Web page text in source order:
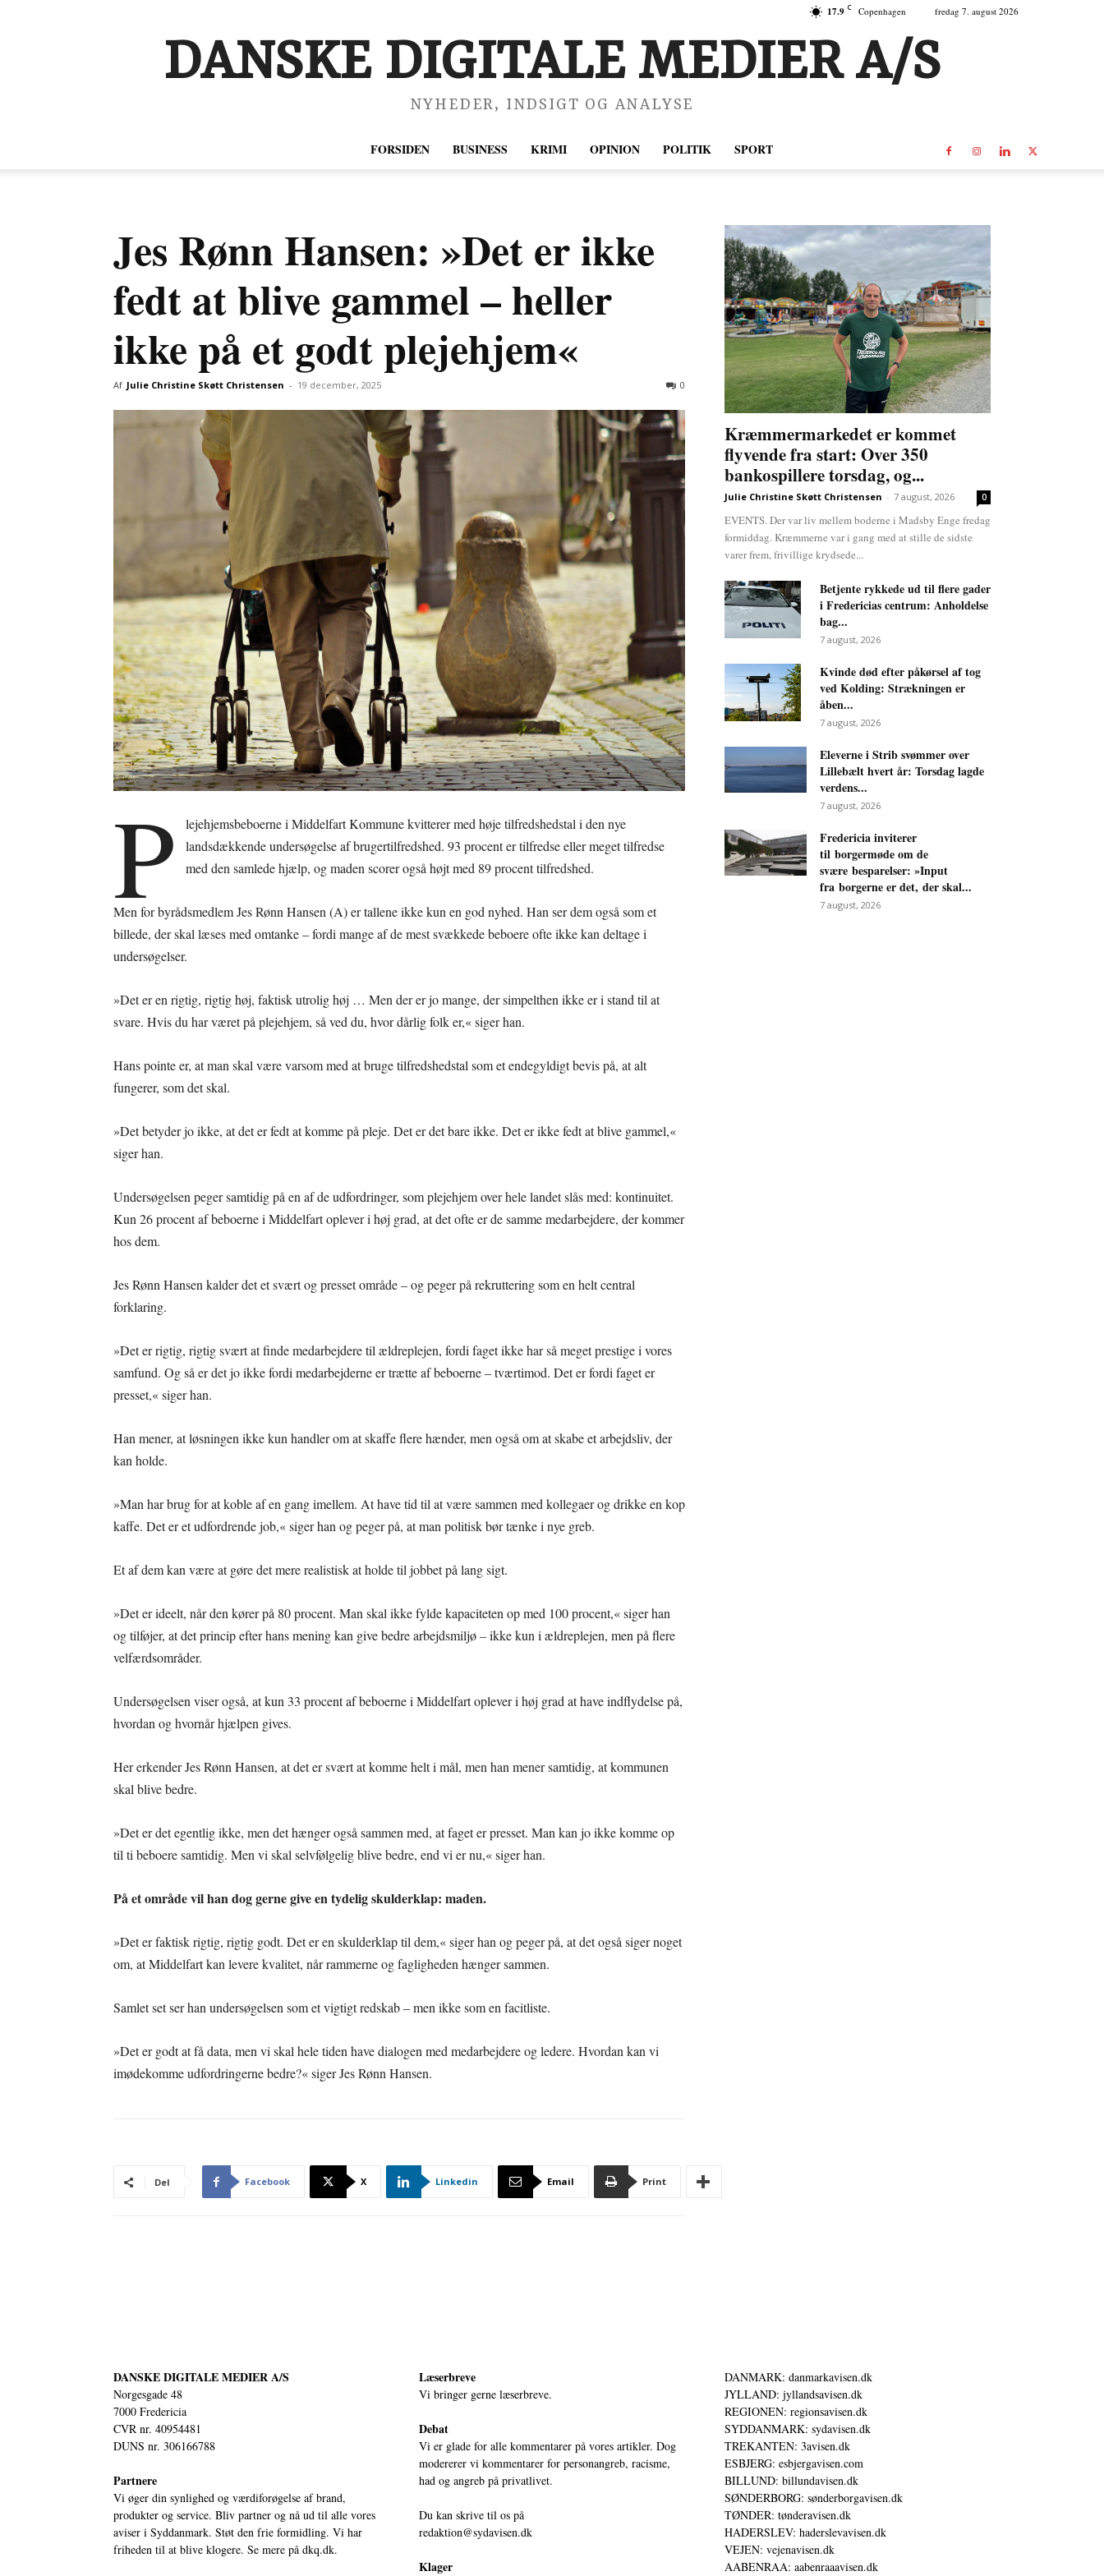
17.9 C Copenhagen fredag 7. august 2026
DANSKE DIGITALE MEDIER A/S
NYHEDER, INDSIGT OG ANALYSE
FORSIDEN BUSINESS KRIMI OPINION POLITIK SPORT
Jes Rønn Hansen: »Det er ikke
fedt at blive gammel – heller
ikke på et godt plejehjem«
Af Julie Christine Skøtt Christensen - 19 december, 2025 0
P
lejehjemsbeboerne i Middelfart Kommune kvitterer med høje tilfredshedstal i den nye
landsdækkende undersøgelse af brugertilfredshed. 93 procent er tilfredse eller meget tilfredse
med den samlede hjælp, og maden scorer også højt med 89 procent tilfredshed.
Men for byrådsmedlem Jes Rønn Hansen (A) er tallene ikke kun en god nyhed. Han ser dem også som et
billede, der skal læses med omtanke – fordi mange af de mest svækkede beboere ofte ikke kan deltage i
undersøgelser.
»Det er en rigtig, rigtig høj, faktisk utrolig høj … Men der er jo mange, der simpelthen ikke er i stand til at
svare. Hvis du har været på plejehjem, så ved du, hvor dårlig folk er,« siger han.
Hans pointe er, at man skal være varsom med at bruge tilfredshedstal som et endegyldigt bevis på, at alt
fungerer, som det skal.
»Det betyder jo ikke, at det er fedt at komme på pleje. Det er det bare ikke. Det er ikke fedt at blive gammel,«
siger han.
Undersøgelsen peger samtidig på en af de udfordringer, som plejehjem over hele landet slås med: kontinuitet.
Kun 26 procent af beboerne i Middelfart oplever i høj grad, at det ofte er de samme medarbejdere, der kommer
hos dem.
Jes Rønn Hansen kalder det et svært og presset område – og peger på rekruttering som en helt central
forklaring.
»Det er rigtig, rigtig svært at finde medarbejdere til ældreplejen, fordi faget ikke har så meget prestige i vores
samfund. Og så er det jo ikke fordi medarbejderne er trætte af beboerne – tværtimod. Det er fordi faget er
presset,« siger han.
Han mener, at løsningen ikke kun handler om at skaffe flere hænder, men også om at skabe et arbejdsliv, der
kan holde.
»Man har brug for at koble af en gang imellem. At have tid til at være sammen med kollegaer og drikke en kop
kaffe. Det er et udfordrende job,« siger han og peger på, at man politisk bør tænke i nye greb.
Et af dem kan være at gøre det mere realistisk at holde til jobbet på lang sigt.
»Det er ideelt, når den kører på 80 procent. Man skal ikke fylde kapaciteten op med 100 procent,« siger han
og tilføjer, at det princip efter hans mening kan give bedre arbejdsmiljø – ikke kun i ældreplejen, men på flere
velfærdsområder.
Undersøgelsen viser også, at kun 33 procent af beboerne i Middelfart oplever i høj grad at have indflydelse på,
hvordan og hvornår hjælpen gives.
Her erkender Jes Rønn Hansen, at det er svært at komme helt i mål, men han mener samtidig, at kommunen
skal blive bedre.
»Det er det egentlig ikke, men det hænger også sammen med, at faget er presset. Man kan jo ikke komme op
til ti beboere samtidig. Men vi skal selvfølgelig blive bedre, end vi er nu,« siger han.
På et område vil han dog gerne give en tydelig skulderklap: maden.
»Det er faktisk rigtig, rigtig godt. Det er en skulderklap til dem,« siger han og peger på, at det også siger noget
om, at Middelfart kan levere kvalitet, når rammerne og fagligheden hænger sammen.
Samlet set ser han undersøgelsen som et vigtigt redskab – men ikke som en facitliste.
»Det er godt at få data, men vi skal hele tiden have dialogen med medarbejdere og ledere. Hvordan kan vi
imødekomme udfordringerne bedre?« siger Jes Rønn Hansen.
Del Facebook X Linkedin Email Print
Kræmmermarkedet er kommet
flyvende fra start: Over 350
bankospillere torsdag, og...
Julie Christine Skøtt Christensen - 7 august, 2026 0
EVENTS. Der var liv mellem boderne i Madsby Enge fredag
formiddag. Kræmmerne var i gang med at stille de sidste
varer frem, frivillige krydsede...
Betjente rykkede ud til flere gader
i Fredericias centrum: Anholdelse
bag...
7 august, 2026
Kvinde død efter påkørsel af tog
ved Kolding: Strækningen er
åben...
7 august, 2026
Eleverne i Strib svømmer over
Lillebælt hvert år: Torsdag lagde
verdens...
7 august, 2026
Fredericia inviterer
til borgermøde om de
svære besparelser: »Input
fra borgerne er det, der skal...
7 august, 2026
DANSKE DIGITALE MEDIER A/S
Norgesgade 48
7000 Fredericia
CVR nr. 40954481
DUNS nr. 306166788
Partnere
Vi øger din synlighed og værdiforøgelse af brand,
produkter og service. Bliv partner og nå ud til alle vores
aviser i Syddanmark. Støt den frie formidling. Vi har
friheden til at blive klogere. Se mere på dkq.dk.
Læserbreve
Vi bringer gerne læserbreve.
Debat
Vi er glade for alle kommentarer på vores artikler. Dog
modererer vi kommentarer for personangreb, racisme,
had og angreb på privatlivet.
Du kan skrive til os på
redaktion@sydavisen.dk
Klager
DANMARK: danmarkavisen.dk
JYLLAND: jyllandsavisen.dk
REGIONEN: regionsavisen.dk
SYDDANMARK: sydavisen.dk
TREKANTEN: 3avisen.dk
ESBJERG: esbjergavisen.com
BILLUND: billundavisen.dk
SØNDERBORG: sønderborgavisen.dk
TØNDER: tønderavisen.dk
HADERSLEV: haderslevavisen.dk
VEJEN: vejenavisen.dk
AABENRAA: aabenraaavisen.dk